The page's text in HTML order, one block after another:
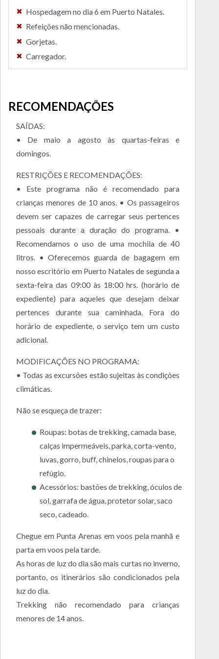
Hospedagem no dia 6 em Puerto Natales.
Refeições não mencionadas.
Gorjetas.
Carregador.
RECOMENDAÇÕES
SAÍDAS:
• De maio a agosto às quartas-feiras e
domingos.
RESTRIÇÕES E RECOMENDAÇÕES:
• Este programa não é recomendado para
crianças menores de 10 anos. • Os passageiros
devem ser capazes de carregar seus pertences
pessoais durante a duração do programa. •
Recomendamos o uso de uma mochila de 40
litros. • Oferecemos guarda de bagagem em
nosso escritório em Puerto Natales de segunda a
sexta-feira das 09:00 às 18:00 hrs. (horário de
expediente) para aqueles que desejam deixar
pertences durante sua caminhada. Fora do
horário de expediente, o serviço tem um custo
adicional.
MODIFICAÇÕES NO PROGRAMA:
• Todas as excursões estão sujeitas às condições
climáticas.
Não se esqueça de trazer:
Roupas: botas de trekking, camada base,
calças impermeáveis, parka, corta-vento,
luvas, gorro, buff, chinelos, roupas para o
refúgio.
Acessórios: bastões de trekking, óculos de
sol, garrafa de água, protetor solar, saco
seco, cadeado.
Chegue em Punta Arenas em voos pela manhã e
parta em voos pela tarde.
As horas de luz do dia são mais curtas no inverno,
portanto, os itinerários são condicionados pela
luz do dia.
Trekking não recomendado para crianças
menores de 14 anos.